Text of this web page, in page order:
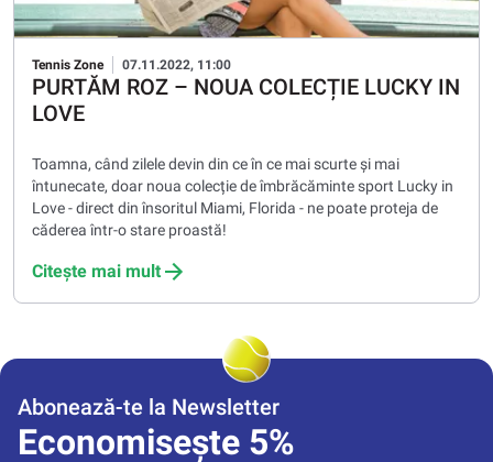
Tennis Zone 07.11.2022, 11:00
PURTĂM ROZ – NOUA COLECȚIE LUCKY IN
LOVE
Toamna, când zilele devin din ce în ce mai scurte și mai
întunecate, doar noua colecție de îmbrăcăminte sport Lucky in
Love - direct din însoritul Miami, Florida - ne poate proteja de
căderea într-o stare proastă!
Citește mai mult
Abonează-te la Newsletter
Economisește 5%